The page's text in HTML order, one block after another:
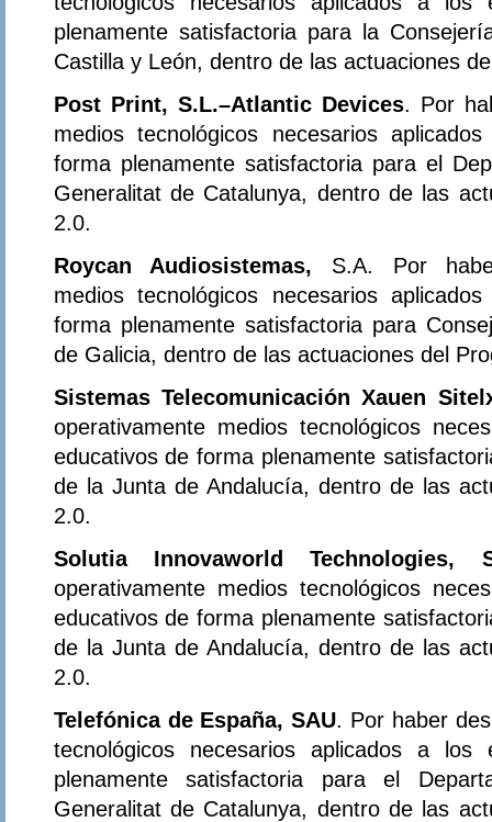
plenamente satisfactoria para la
Castilla y León, dentro de las actuaciones
Post Print, S.L.–Atlantic Devices. Por
medios tecnológicos necesarios
forma plenamente satisfactoria para el
Generalitat de Catalunya, dentro de las
2.0.
Roycan Audiosistemas, S.A. Por
medios tecnológicos necesarios
forma plenamente satisfactoria para
de Galicia, dentro de las actuaciones del
Sistemas Telecomunicación Xauen
operativamente medios tecnológicos
educativos de forma plenamente
de la Junta de Andalucía, dentro de las
2.0.
Solutia Innovaworld Technologies,
operativamente medios tecnológicos
educativos de forma plenamente
de la Junta de Andalucía, dentro de las
2.0.
Telefónica de España, SAU. Por haber
tecnológicos necesarios aplicados a los
plenamente satisfactoria para el
Generalitat de Catalunya, dentro de las